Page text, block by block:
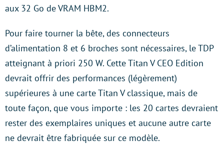
aux 32 Go de VRAM HBM2.
Pour faire tourner la bête, des connecteurs
d’alimentation 8 et 6 broches sont nécessaires, le TDP
atteignant à priori 250 W. Cette Titan V CEO Edition
devrait offrir des performances (légèrement)
supérieures à une carte Titan V classique, mais de
toute façon, que vous importe : les 20 cartes devraient
rester des exemplaires uniques et aucune autre carte
ne devrait être fabriquée sur ce modèle.